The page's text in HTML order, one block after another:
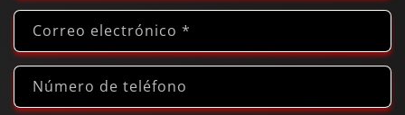
Correo electrónico *
Número de teléfono